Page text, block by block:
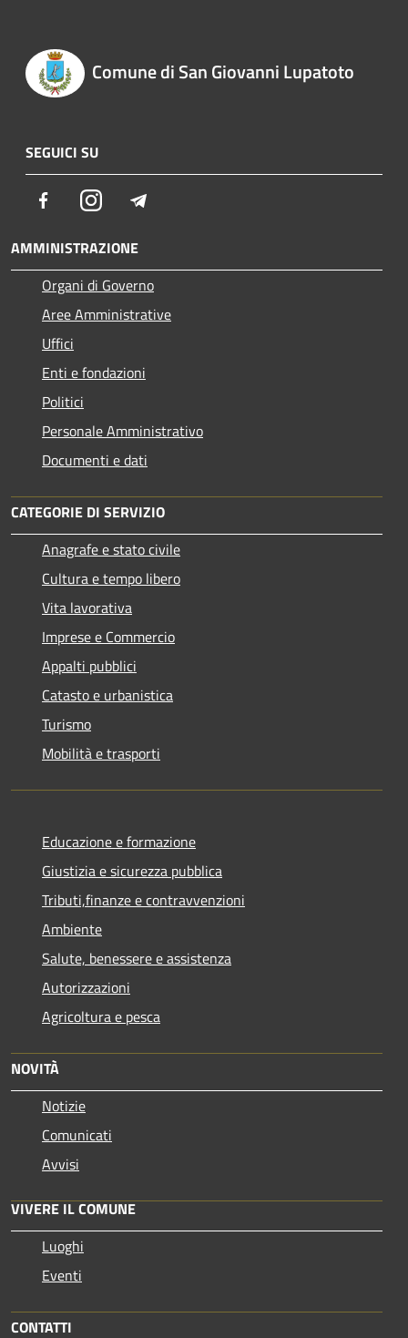
Comune di San Giovanni Lupatoto
SEGUICI SU
FacebookInstagram
AMMINISTRAZIONE
Organi di Governo
Aree Amministrative
Uffici
Enti e fondazioni
Politici
Personale Amministrativo
Documenti e dati
CATEGORIE DI SERVIZIO
Anagrafe e stato civile
Cultura e tempo libero
Vita lavorativa
Imprese e Commercio
Appalti pubblici
Catasto e urbanistica
Turismo
Mobilità e trasporti
Educazione e formazione
Giustizia e sicurezza pubblica
Tributi,finanze e contravvenzioni
Ambiente
Salute, benessere e assistenza
Autorizzazioni
Agricoltura e pesca
NOVITÀ
Notizie
Comunicati
Avvisi
VIVERE IL COMUNE
Luoghi
Eventi
CONTATTI